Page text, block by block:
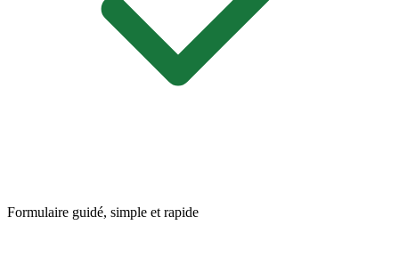
Formulaire guidé, simple et rapide